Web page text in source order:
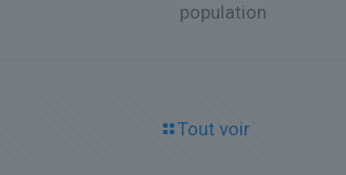
population
Tout voir